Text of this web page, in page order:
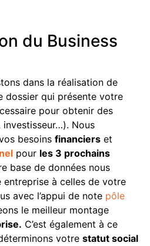
du Business
dans la réalisation de
dossier qui présente votre
pour obtenir des
investisseur…). Nous
besoins financiers et
pour les 3 prochains
base de données nous
à celles de votre
avec l’appui de note pôle
le meilleur montage
C’est également à ce
votre statut social